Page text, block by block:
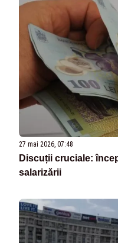
27 mai 2026, 07:48
Discuții cruciale:
salarizării